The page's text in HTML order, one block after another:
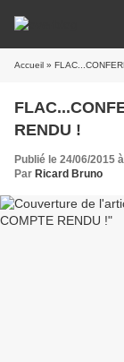
Accueil »
RENDU !
Publié le 24/06/2015
Par Ricard Bruno